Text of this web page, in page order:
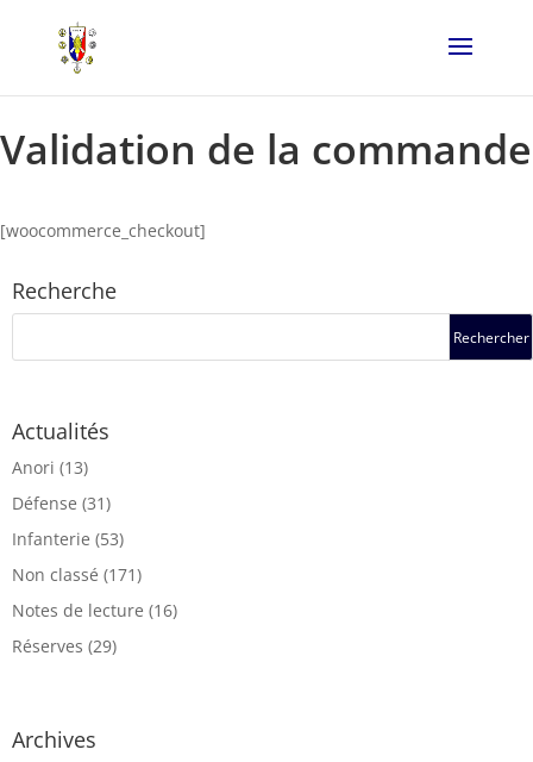
Validation de la commande
[woocommerce_checkout]
Recherche
Actualités
Anori (13)
Défense (31)
Infanterie (53)
Non classé (171)
Notes de lecture (16)
Réserves (29)
Archives